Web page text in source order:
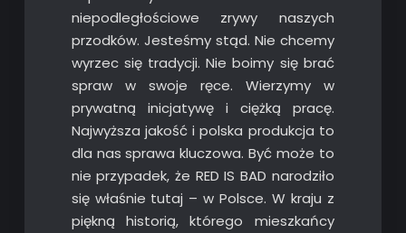
niepodległościowe zrywy naszych
przodków. Jesteśmy stąd. Nie chcemy
wyrzec się tradycji. Nie boimy się brać
spraw w swoje ręce. Wierzymy w
prywatną inicjatywę i ciężką pracę.
Najwyższa jakość i polska produkcja to
dla nas sprawa kluczowa. Być może to
nie przypadek, że RED IS BAD narodziło
się właśnie tutaj – w Polsce. W kraju z
piękną historią, którego mieszkańcy